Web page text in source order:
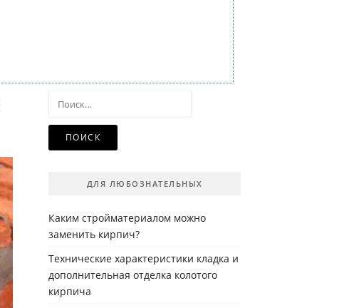
Найти:
ДЛЯ ЛЮБОЗНАТЕЛЬНЫХ
Каким стройматериалом можно
заменить кирпич?
Технические характеристики кладка и
дополнительная отделка колотого
кирпича